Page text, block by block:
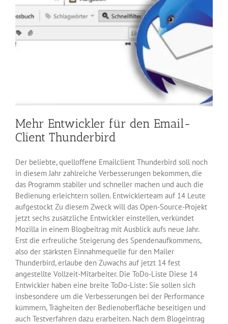
Mehr Entwickler für den Email-
Client Thunderbird
Der beliebte, quelloffene Emailclient Thunderbird soll noch
in diesem Jahr zahlreiche Verbesserungen bekommen, die
das Programm stabiler und schneller machen und auch die
Bedienung erleichtern sollen. Entwicklerteam auf 14 Leute
aufgestockt Zu diesem Zweck will das Open-Source-Projekt
jetzt sechs zusätzliche Entwickler einstellen, verkündet
Mozilla in einem Blogbeitrag mit Ausblick aufs neue Jahr.
Erst die erfreuliche Steigerung des Spendenaufkommens,
also der stärksten Einnahmequelle für den Mailer
Thunderbird, erlaube den Zuwachs auf jetzt 14 fest
angestellte Vollzeit-Mitarbeiter. Die ToDo-Liste Diese 14
Entwickler haben eine breite ToDo-Liste: Sie sollen sich
insbesondere um die Verbesserungen bei der Performance
kümmern, Trägheiten der Bedienoberfläche beseitigen und
auch Testverfahren dazu erarbeiten. Nach dem Blogeintrag